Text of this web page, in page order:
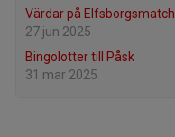
Värdar på Elfsborgsmatch
27 jun 2025
Bingolotter till Påsk
31 mar 2025